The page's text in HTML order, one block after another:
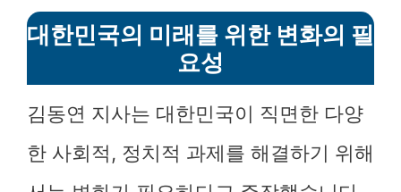
대한민국의 미래를 위한 변화의 필
요성
김동연 지사는 대한민국이 직면한 다양
한 사회적, 정치적 과제를 해결하기 위해